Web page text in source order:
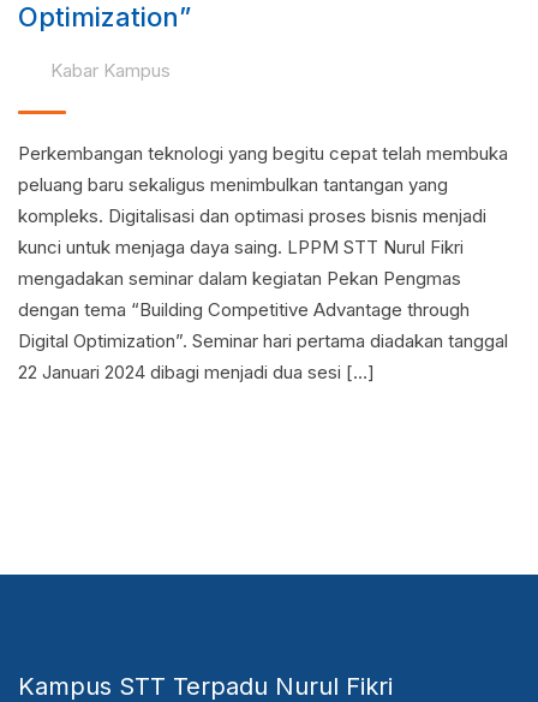
Optimization”
Kabar Kampus
Perkembangan teknologi yang begitu cepat telah membuka
peluang baru sekaligus menimbulkan tantangan yang
kompleks. Digitalisasi dan optimasi proses bisnis menjadi
kunci untuk menjaga daya saing. LPPM STT Nurul Fikri
mengadakan seminar dalam kegiatan Pekan Pengmas
dengan tema “Building Competitive Advantage through
Digital Optimization”. Seminar hari pertama diadakan tanggal
22 Januari 2024 dibagi menjadi dua sesi […]
Kampus STT Terpadu Nurul Fikri